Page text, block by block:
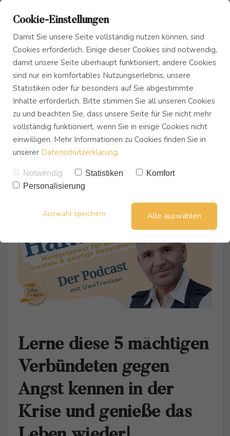
Blog
Podcast
Das Innere Kind
Tagesseminar Mindset Power
5 Tipps die dir helfen in
Krisenzeiten deine Angst zu
überwinden!
Lerne diese 5 mächtigen
Verbündeten gegen
Angst kennen in der
Krise und genieße das
Cookie-Einstellungen
Damit Sie unsere Seite vollständig nutzen können, sind
Cookies erforderlich. Einige dieser Cookies sind notwendig,
damit unsere Seite überhaupt funktioniert, andere Cookies
sind nur ein komfortables Nutzungserlebnis, unsere
Statistiken oder für besonders auf Sie abgestimmte
Inhalte erforderlich. Bitte stimmen Sie all unseren Cookies
zu und beachten Sie, dass unsere Seite für Sie nicht mehr
vollständig funktioniert, wenn Sie in einige Cookies nicht
einwilligen. Mehr Informationen zu Cookies finden Sie in
unserer Datenschutzerklärung.
Notwendig Statistiken
Komfort
Personalisierung
Auswahl speichern Alle auswählen